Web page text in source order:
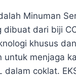
Minuman
dibuat dari biji
khusus
untuk menjaga
dalam coklat.